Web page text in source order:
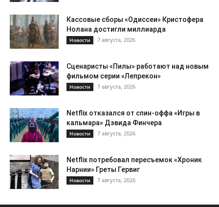
Кассовые сборы «Одиссеи» Кристофера
Нолана достигли миллиарда
Новости 7 августа, 2026
Сценаристы «Пилы» работают над новым
фильмом серии «Лепрекон»
Новости 7 августа, 2026
Netflix отказался от спин-оффа «Игры в
кальмара» Дэвида Финчера
Новости 7 августа, 2026
Netflix потребовал пересъемок «Хроник
Нарнии» Греты Гервиг
Новости 7 августа, 2026